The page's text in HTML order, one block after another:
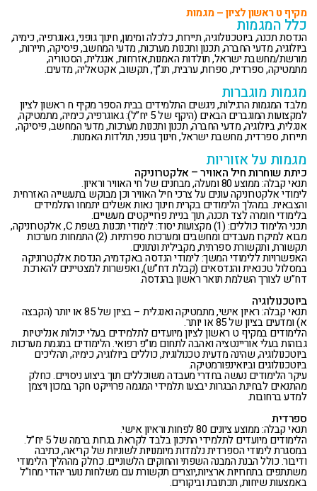
מקיף ט ראשון לציון – מגמות
כלל המגמות
הנדסת תכנה, ביוטכנולוגיה, תיירות, כלכלה ומימון, חינוך גופני, גאוגרפיה, כימיה,
ביולוגיה, מדעי החברה, תכנון ותכנות מערכות, מדעי המחשב, פיסיקה, תיירות,
מורשת/מחשבת ישראל, תולדות האמנות,אזרחות, אנגלית, הסטוריה,
מתמטיקה, ספרדית, ספרות, ערבית, תנ”ך, תקשוב, אקטאליה, מדעים.
מגמות מוגברות
מלבד המגמות הרגילות, ניגשים התלמידים בבית הספר מקיף ח ראשון לציון
למקצועות המוגברים הבאים (היקף של 5 יח”ל): גאוגרפיה, כימיה, מתמטיקה,
אנגלית, ביולוגיה, מדעי החברה, תכנון ותכנות מערכות, מדעי המחשב, פיסיקה,
תיירות, ספרדית, מחשבת ישראל, חינוך גופני, תולדות האמנות.
מגמות על אזוריות
כיתת שוחרות חיל האוויר – אלקטרוניקה
תנאי קבלה: ממוצע 80 ומעלה, מבחנים של חי האוויר וראיון.
לימודי אלקטרוניקה עונים על צרכי חיל האוויר וכן מבוקש בתעשייה האזרחית
והצבאית. במהלך הלימודים בקרית חינוך נאות אשלים יתמחו התלמידים
בלימודי חומרה לצד תכנה, תוך בניית פרוייקטים מעשיים.
תכני הלימוד כוללים: (1) מקצועות יסוד: לימודי תכנות בשפת C, אלקטרוניקה,
מבוא למיקרו מעבדים ומחשבים ומערכות ספרתיות. (2) התמחות: מערכות
תקשורת, ותקשורת ספרתית, מקבילית ונתונים.
האפשרויות ללימודי המשך: לימודי הנדסה באקדמיה, הנדסת אלקטרוניקה
במסלול טכנאית והנדסאים (קבלת דח”ש), ואפשרות למצטיינים להארכת
דח”ש לצורך השלמת תואר ראשון בהנדסה.
ביוטכנולוגיה
תנאי קבלה: ראיון אישי, מתמטיקה ואנגלית – בציון של 85 או יותר (הקבצה
א) ומדעים בציון של 85 או יותר.
הלימודים במקיף ט ראשון לציון מיועדים לתלמידים בעלי יכולות אנליטיות
גבוהות בעלי אוריינטציה ואהבה לתחום מו”פ רפואי. הלימודים במגמת מערכות
ביוטכנולוגיה, שהינה מדעית טכנולוגית, כוללים ביולוגיה, כימיה, תהליכים
ביוטכנולוגים וביואינפורמטיקה.
עיקר הלימודים נעשה בחדרי מעבדה משוכללים תוך ביצוע ניסויים. כחלק
מהתנאים לבחינת הבגרות יבצעו תלמידי המגמה פרוייקט חקר במכון ויצמן
למדע ברחובות.
ספרדית
תנאי קבלה: ממוצע ציונים 80 לפחות וראיון אישי.
הלימודים מיועדים לתלמידי התיכון בלבד לקראת בגרות ברמה של 5 יח”ל.
במסגרת לימודי הספרדית נלמדות מיומנויות לשוניות של קריאה, כתיבה
ודיבור. כולל הבנת המבנה השפתי והחוקים הלשוניים. כחלק מההליך הלימודי
משתתפים בתחרויות ארציות,יוצרים תקשורת עם משלחות נוער יהודי מחו”ל
באמצעות שיחות, תכתובת וביקורים.